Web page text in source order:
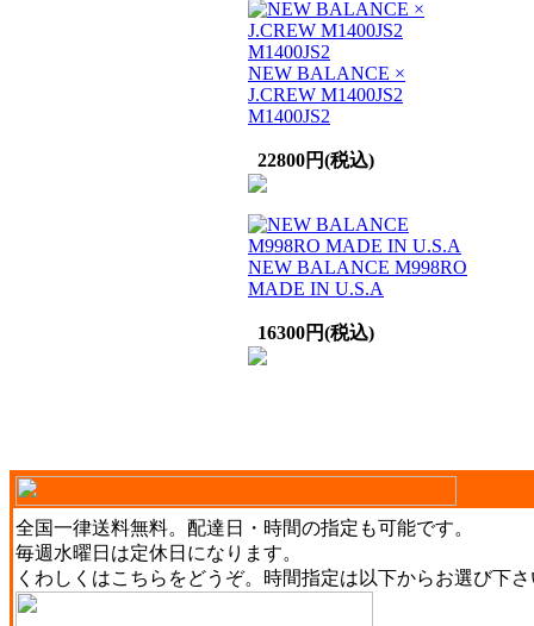
NEW BALANCE ×
J.CREW M1400JS2
M1400JS2
22800円(税込)
NEW BALANCE M998RO
MADE IN U.S.A
16300円(税込)
全国一律送料無料。配達日・時間の指定も可能です。
毎週水曜日は定休日になります。
くわしくはこちら をどうぞ。時間指定は以下からお選び下